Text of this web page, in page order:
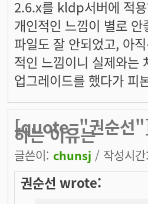
2.6.x를 kldp서버에 적
개인적인 느낌이 별로
파일도 잘 안되었고, 아
적인 느낌이니 실제와는
업그레이드를 했다가 피
[quote="권순선
하는 이유는
글쓴이: chunsj / 작성시
권순선 wrote: